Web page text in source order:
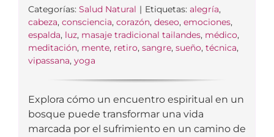
Categorías: Salud Natural | Etiquetas: alegría,
cabeza, consciencia, corazón, deseo, emociones,
espalda, luz, masaje tradicional tailandes, médico,
meditación, mente, retiro, sangre, sueño, técnica,
vipassana, yoga
Explora cómo un encuentro espiritual en un
bosque puede transformar una vida
marcada por el sufrimiento en un camino de